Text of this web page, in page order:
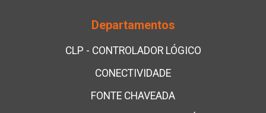
Departamentos
CLP - CONTROLADOR LÓGICO
CONECTIVIDADE
FONTE CHAVEADA